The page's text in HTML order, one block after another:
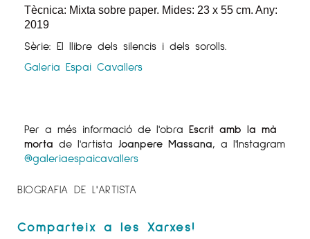
Tècnica: Mixta sobre paper. Mides: 23 x 55 cm. Any:
2019
Sèrie: El llibre dels silencis i dels sorolls.
Galeria Espai Cavallers
Per a més informació de l'obra Escrit amb la mà
morta de l'artista Joanpere Massana , a l'Instagram
@galeriaespaicavallers
BIOGRAFIA DE L'ARTISTA